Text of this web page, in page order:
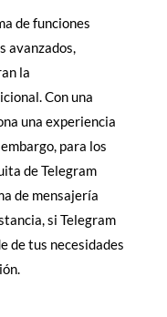
de funciones
avanzados,
la
Con una
una experiencia
para los
de Telegram
de mensajería
si Telegram
de tus necesidades